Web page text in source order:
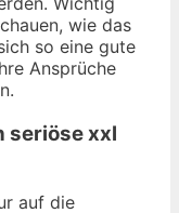
wie das
so eine gute
Ansprüche
seriösexxl
auf die